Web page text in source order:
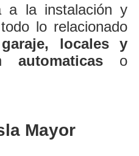
a la instalación y
lo relacionado
locales y
automaticas o
Mayor